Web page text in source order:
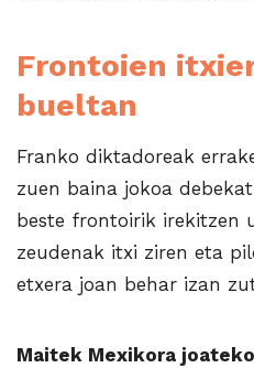
Frontoien
bueltan
Franko diktadoreak
zuen baina jokoa
beste frontoirik irekitzen
zeudenak itxi ziren eta
etxera joan behar izan
Maitek Mexikora